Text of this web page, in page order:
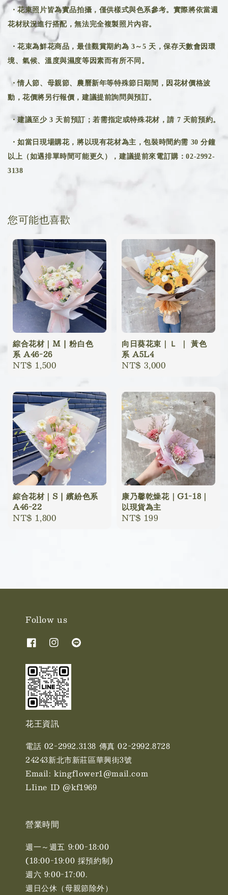
・花束照片皆為實品拍攝，僅供樣式與色系參考。實際將依當週
花材狀況進行搭配，無法完全複製照片內容。
・花束為鮮花商品，最佳觀賞期約為 3～5 天，保存天數會因環
境、氣候、溫度與濕度等因素而有所不同。
・情人節、母親節、農曆新年等特殊節日期間，因花材價格波
動，花價將另行報價，建議提前詢問與預訂。
・建議至少 3 天前預訂；若需指定或特殊花材，請 7 天前預約。
・如當日現場購花，將以現有花材為主，包裝時間約需 30 分鐘
以上（如遇排單時間可能更久），建議提前來電訂購：02-2992-
3138
您可能也喜歡
綜合花材｜M | 粉白色
系 A46-26
Regular
NT$ 1,500
向日葵花束｜Ｌ ｜ 黃色
系 A5L4
Regular
NT$ 3,000
綜合花材｜S | 繽紛色系
A46-22
Regular
NT$ 1,800
康乃馨乾燥花｜G1-18｜
以現貨為主
Regular
NT$ 199
Follow us
花王資訊
電話 02-2992.3138 傳真 02-2992.8728
24243新北市新莊區華興街3號
Email: kingflower1@mail.com
LIine ID @kf1969
營業時間
週一～週五 9:00-18:00
(18:00-19:00 採預約制)
週六 9:00-17:00. ​​
週日公休（母親節除外）